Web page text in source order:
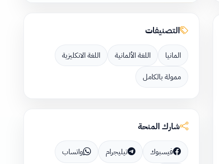
التصنيفات
المانيا اللغة الألمانية
اللغة الانكليزية
ممولة بالكامل
شارك المنحة
فيسبوك تيليجرام واتساب